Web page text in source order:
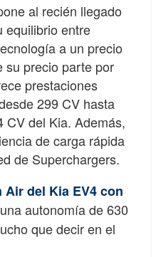
al recién llegado
equilibrio entre
a un precio
su precio parte por
prestaciones
299 CV hasta
CV del Kia. Además,
de carga rápida
de Superchargers.
Air del Kia EV4 con
autonomía de 630
que decir en el